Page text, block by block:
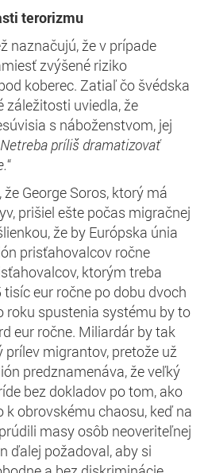
terorizmu
naznačujú, že v prípade
zvýšené riziko
koberec. Zatiaľ čo švédska
záležitosti uviedla, že
s náboženstvom, jej
Netreba príliš dramatizovať
“
George Soros, ktorý má
prišiel ešte počas migračnej
že by Európska únia
prisťahovalcov ročne
ktorým treba
eur ročne po dobu dvoch
roku spustenia systému by to
eur ročne. Miliardár by tak
migrantov, pretože už
predznamenáva, že veľký
bez dokladov po tom, ako
k obrovskému chaosu, keď na
masy osôb neoveriteľnej
ďalej požadoval, aby si